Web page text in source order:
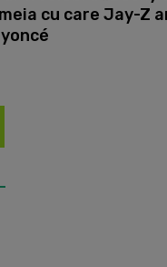
cu care Jay-Z